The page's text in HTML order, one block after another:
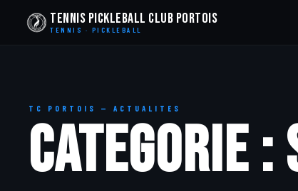
Tennis Pickleball Club Portois
TENNIS · PICKLEBALL
TC PORTOIS — ACTUALITES
CATEGORIE